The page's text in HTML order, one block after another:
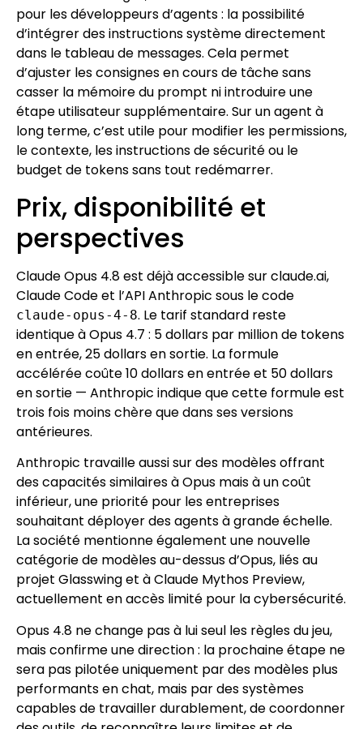
pour les développeurs d’agents : la possibilité
d’intégrer des instructions système directement
dans le tableau de messages. Cela permet
d’ajuster les consignes en cours de tâche sans
casser la mémoire du prompt ni introduire une
étape utilisateur supplémentaire. Sur un agent à
long terme, c’est utile pour modifier les permissions,
le contexte, les instructions de sécurité ou le
budget de tokens sans tout redémarrer.
Prix, disponibilité et
perspectives
Claude Opus 4.8 est déjà accessible sur claude.ai,
Claude Code et l’API Anthropic sous le code
claude-opus-4-8. Le tarif standard reste
identique à Opus 4.7 : 5 dollars par million de tokens
en entrée, 25 dollars en sortie. La formule
accélérée coûte 10 dollars en entrée et 50 dollars
en sortie — Anthropic indique que cette formule est
trois fois moins chère que dans ses versions
antérieures.
Anthropic travaille aussi sur des modèles offrant
des capacités similaires à Opus mais à un coût
inférieur, une priorité pour les entreprises
souhaitant déployer des agents à grande échelle.
La société mentionne également une nouvelle
catégorie de modèles au-dessus d’Opus, liés au
projet Glasswing et à Claude Mythos Preview,
actuellement en accès limité pour la cybersécurité.
Opus 4.8 ne change pas à lui seul les règles du jeu,
mais confirme une direction : la prochaine étape ne
sera pas pilotée uniquement par des modèles plus
performants en chat, mais par des systèmes
capables de travailler durablement, de coordonner